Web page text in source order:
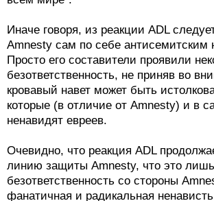
Иначе говоря, из реакции ADL
Amnesty сам по себе антисемитским
Просто его составители проявили
безответственность, не приняв во
кровавый навет может быть
которые (в отличие от Amnesty) и в
ненавидят евреев.
Очевидно, что реакция ADL
линию защиты Amnesty, что это лишь
безответственность со стороны
фанатичная и радикальная